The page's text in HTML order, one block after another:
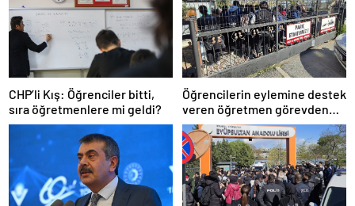
CHP’li Kış: Öğrenciler bitti,
sıra öğretmenlere mi geldi?
Öğrencilerin eylemine destek
veren öğretmen görevden
uzaklaştırıldı